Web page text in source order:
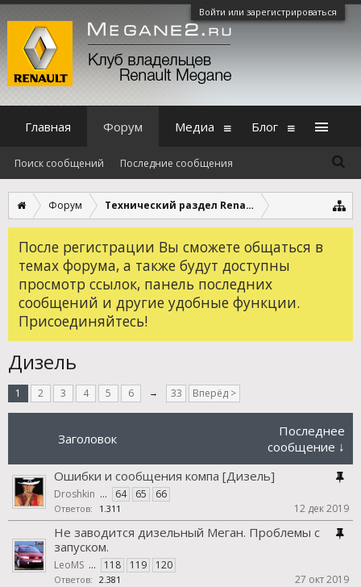
Войти или зарегистрироваться
Форум Технический раздел Renault Megane 2
После регистрации Вы сможете общаться в
темах форума, а также будут доступны
просмотр ссылок, панель последних
сообщений и другие удобные функции.
Присоединяйтесь!
Дизель
1 2 3 4 5 6 → 33 Вперёд >
Заголовок
Последнее
сообщение ↓
Ошибки и сообщения компа [Дизель]
Droshkin ... 64 65 66
Ответов: 1.311 12 дек 2019
Не заводится дизельный Меган. Проблемы с
запуском.
LeoMS ... 118 119 120
Ответов: 2.381 27 окт 2019
Главная Форум
Поиск сообщений Последние сообщения
Медиа Блог